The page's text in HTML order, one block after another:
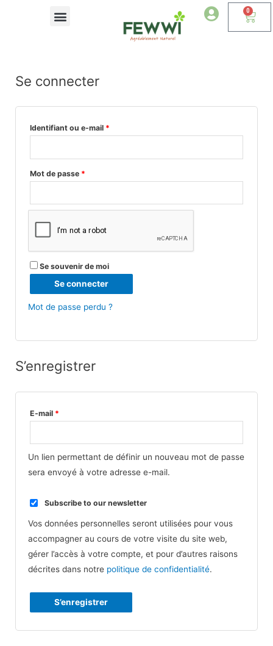
0
Se connecter
Identifiant ou e-mail *
Mot de passe *
Se souvenir de moi
Se connecter
Mot de passe perdu ?
S’enregistrer
E-mail *
Un lien permettant de définir un nouveau mot de passe
sera envoyé à votre adresse e-mail.
Subscribe to our newsletter
Vos données personnelles seront utilisées pour vous
accompagner au cours de votre visite du site web,
gérer l’accès à votre compte, et pour d’autres raisons
décrites dans notre politique de confidentialité.
S’enregistrer